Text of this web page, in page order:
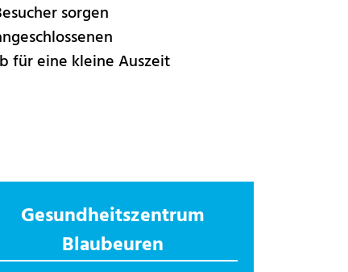
sorgen
für eine kleine Auszeit
Gesundheitszentrum
Blaubeuren